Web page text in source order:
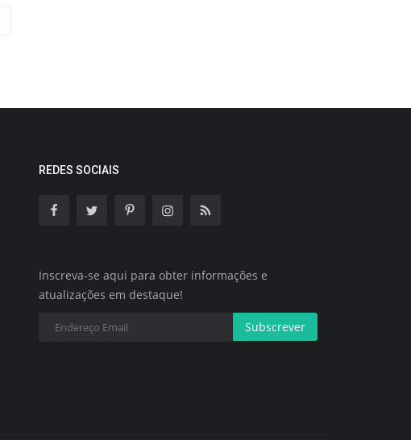
REDES SOCIAIS
Inscreva-se aqui para obter informações e
atualizações em destaque!
Subscrever